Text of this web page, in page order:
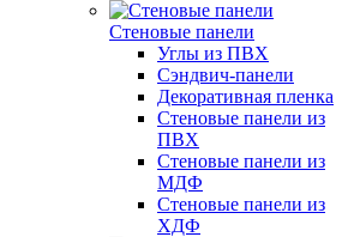
Стеновые панели
Углы из ПВХ
Сэндвич-панели
Декоративная пленка
Стеновые панели из
ПВХ
Стеновые панели из
МДФ
Стеновые панели из
ХДФ